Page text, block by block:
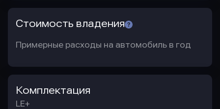
Стоимость владения
Примерные расходы на автомобиль в год
Комплектация
LE+